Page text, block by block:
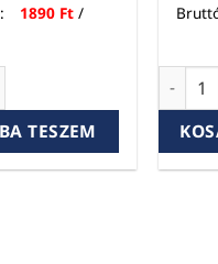
1890 Ft /
szalag
TESZEM